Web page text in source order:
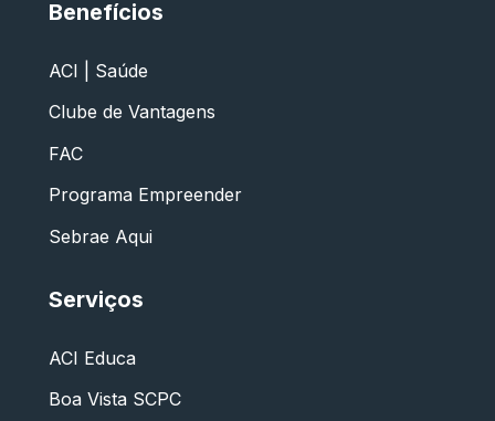
Benefícios
ACI | Saúde
Clube de Vantagens
FAC
Programa Empreender
Sebrae Aqui
Serviços
ACI Educa
Boa Vista SCPC